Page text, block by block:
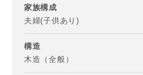
家族構成
夫婦(子供あり)
構造
木造（全般）